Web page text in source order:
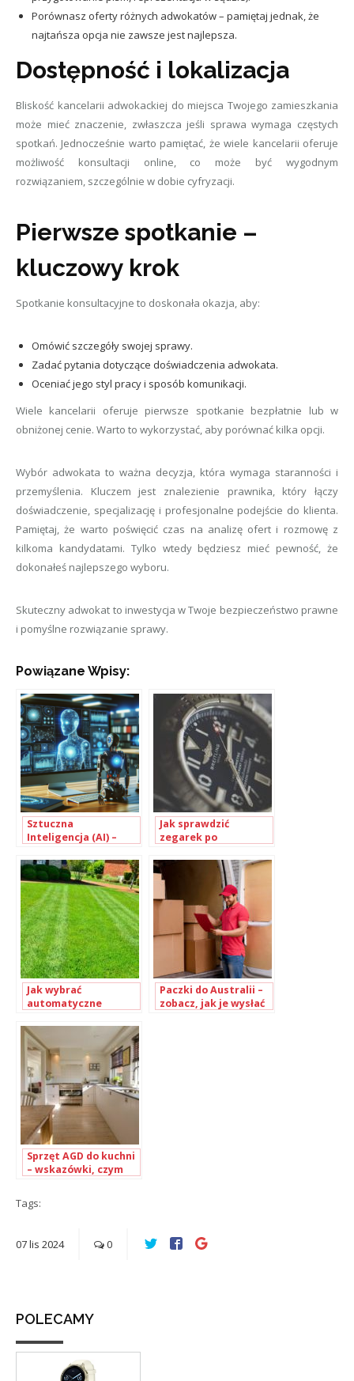
Porównasz oferty różnych adwokatów – pamiętaj jednak, że
najtańsza opcja nie zawsze jest najlepsza.
Dostępność i lokalizacja
Bliskość kancelarii adwokackiej do miejsca Twojego zamieszkania
może mieć znaczenie, zwłaszcza jeśli sprawa wymaga częstych
spotkań. Jednocześnie warto pamiętać, że wiele kancelarii oferuje
możliwość konsultacji online, co może być wygodnym
rozwiązaniem, szczególnie w dobie cyfryzacji.
Pierwsze spotkanie –
kluczowy krok
Spotkanie konsultacyjne to doskonała okazja, aby:
Omówić szczegóły swojej sprawy.
Zadać pytania dotyczące doświadczenia adwokata.
Oceniać jego styl pracy i sposób komunikacji.
Wiele kancelarii oferuje pierwsze spotkanie bezpłatnie lub w
obniżonej cenie. Warto to wykorzystać, aby porównać kilka opcji.
Wybór adwokata to ważna decyzja, która wymaga staranności i
przemyślenia. Kluczem jest znalezienie prawnika, który łączy
doświadczenie, specjalizację i profesjonalne podejście do klienta.
Pamiętaj, że warto poświęcić czas na analizę ofert i rozmowę z
kilkoma kandydatami. Tylko wtedy będziesz mieć pewność, że
dokonałeś najlepszego wyboru.
Skuteczny adwokat to inwestycja w Twoje bezpieczeństwo prawne
i pomyślne rozwiązanie sprawy.
Powiązane Wpisy:
Sztuczna
Inteligencja (AI) –
przełomy i Trendy na
rok 2023
Jak sprawdzić
zegarek po
Jak wybrać
automatyczne
Wszystko, co musisz
o nich wiedzieć!
Paczki do Australii –
zobacz, jak je wysłać
Sprzęt AGD do kuchni
– wskazówki, czym
Tags:
07lis 2024 0
POLECAMY